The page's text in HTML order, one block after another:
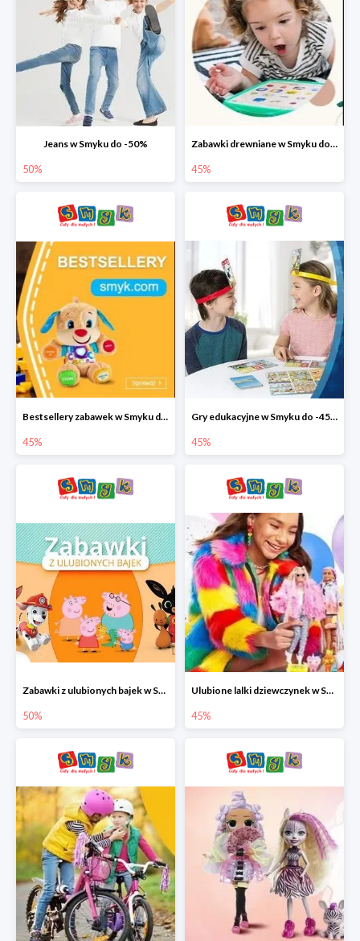
Jeans w Smyku do -50%
50%
Zabawki drewniane w Smyku do -45%
45%
Bestsellery zabawek w Smyku do -45%
45%
Gry edukacyjne w Smyku do -45%
45%
Zabawki z ulubionych bajek w Smyku do -50%
50%
Ulubione lalki dziewczynek w Smyku do -45%
45%